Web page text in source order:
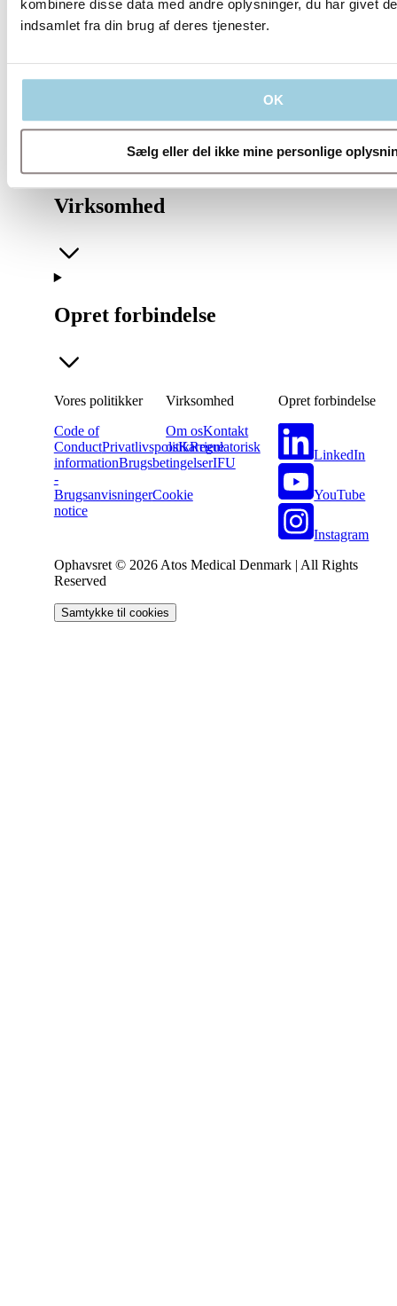
kombinere disse data med andre oplysninger, du har givet
indsamlet fra din brug af deres tjenester.
OK
Sælg eller del ikke mine personlige
Virksomhed
Opret forbindelse
Vores politikker
Code of
ConductPrivatlivspolitikRegulatorisk
informationBrugsbetingelserIFU
-
BrugsanvisningerCookie
notice
Virksomhed
Om osKontakt
osKarriere
Opret forbindelse
LinkedIn
YouTube
Instagram
Ophavsret © 2026 Atos Medical Denmark | All Rights
Reserved
Samtykke til cookies